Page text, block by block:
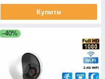
Купити
–40%